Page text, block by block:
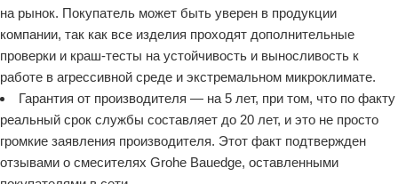
на рынок. Покупатель может быть уверен в продукции
компании, так как все изделия проходят дополнительные
проверки и краш-тесты на устойчивость и выносливость к
работе в агрессивной среде и экстремальном микроклимате.
Гарантия от производителя — на 5 лет, при том, что по факту
реальный срок службы составляет до 20 лет, и это не просто
громкие заявления производителя. Этот факт подтвержден
отзывами о смесителях Grohe Bauedge, оставленными